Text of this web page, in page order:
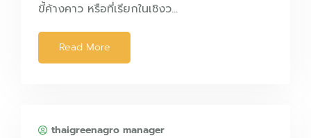
ขี้ค้างคาว หรือที่เรียกในเชิงว…
Read More
thaigreenagro manager